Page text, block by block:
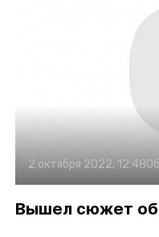
2 октября 2022, 12:48
Вышел сюжет об